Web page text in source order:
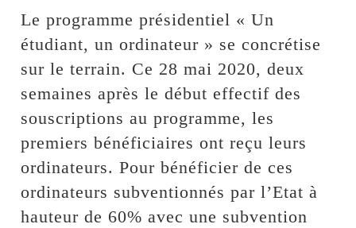
Le programme présidentiel « Un
étudiant, un ordinateur » se concrétise
sur le terrain. Ce 28 mai 2020, deux
semaines après le début effectif des
souscriptions au programme, les
premiers bénéficiaires ont reçu leurs
ordinateurs. Pour bénéficier de ces
ordinateurs subventionnés par l’Etat à
hauteur de 60% avec une subvention